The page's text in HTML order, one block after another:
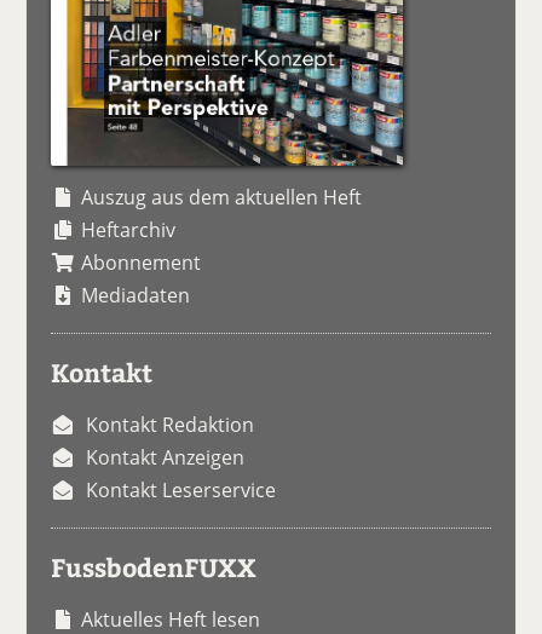
Auszug aus dem aktuellen Heft
Heftarchiv
Abonnement
Mediadaten
Kontakt
Kontakt Redaktion
Kontakt Anzeigen
Kontakt Leserservice
FussbodenFUXX
Aktuelles Heft lesen